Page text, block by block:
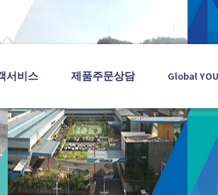
서비스 제품주문상담 Global